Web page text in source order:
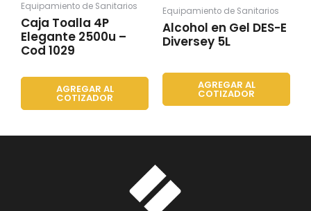
Equipamiento de Sanitarios
Caja Toalla 4P
Elegante 2500u –
Cod 1029
AGREGAR AL
COTIZADOR
Equipamiento de Sanitarios
Alcohol en Gel DES-E
Diversey 5L
AGREGAR AL
COTIZADOR